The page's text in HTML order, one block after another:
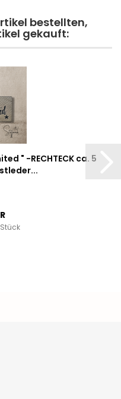
bestellten,
gekauft:
" -RECHTECK ca. 5
Stück